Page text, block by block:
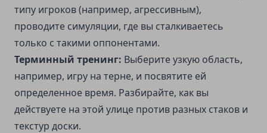
типу игроков (например, агрессивным),
проводите симуляции, где вы сталкиваетесь
только с такими оппонентами.
Терминный тренинг: Выберите узкую область,
например, игру на терне, и посвятите ей
определенное время. Разбирайте, как вы
действуете на этой улице против разных стаков и
текстур доски.